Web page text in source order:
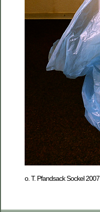
o. T. Pfandsack Sockel 2007